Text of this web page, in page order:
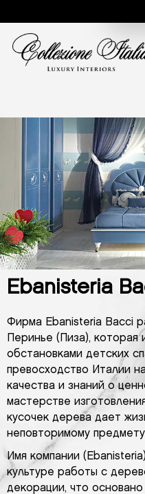
Ebanisteria
Фирма Ebanisteria Bacci
Перинье (Пиза), которая
обстановками детских
превосходство Италии
качества и знаний о
мастерстве
кусочек дерева дает
неповторимому предмету
Имя компании
культуре работы с
декорации, что